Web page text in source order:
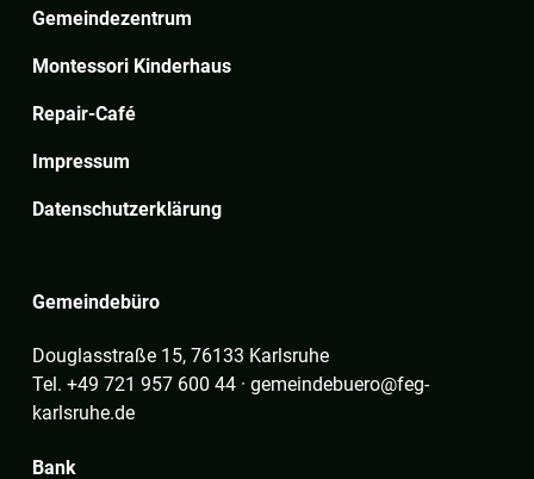
Gemeindezentrum
Montessori Kinderhaus
Repair-Café
Impressum
Datenschutzerklärung
Gemeindebüro
Douglasstraße 15, 76133 Karlsruhe
Tel. +49 721 957 600 44 · gemeindebuero@feg-
karlsruhe.de
Bank